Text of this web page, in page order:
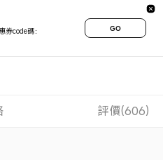
code碼：
GO
評價(606)